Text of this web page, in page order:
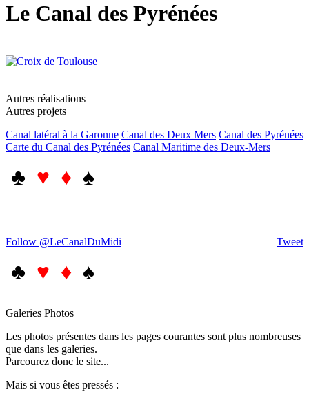
Le Canal des Pyrénées
Autres réalisations
Autres projets
Canal latéral à la Garonne Canal des Deux Mers Canal des Pyrénées
Carte du Canal des Pyrénées Canal Maritime des Deux-Mers
♣ ♥ ♦ ♠
Tweet
Follow @LeCanalDuMidi
♣ ♥ ♦ ♠
Galeries Photos
Les photos présentes dans les pages courantes sont plus nombreuses
que dans les galeries.
Parcourez donc le site...
Mais si vous êtes pressés :